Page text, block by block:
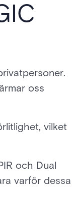
oss
vilket
och Dual
varför dessa